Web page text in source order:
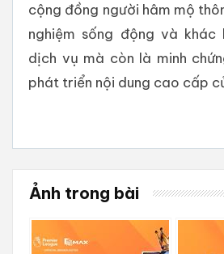
cộng đồng người hâm mộ
nghiệm sống động và khác
dịch vụ mà còn là minh
phát triển nội dung cao cấp
Ảnh trong bài